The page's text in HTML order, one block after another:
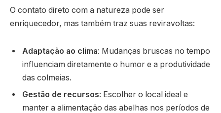
O contato direto com a natureza pode ser
enriquecedor, mas também traz suas reviravoltas:
Adaptação ao clima: Mudanças bruscas no tempo
influenciam diretamente o humor e a produtividade
das colmeias.
Gestão de recursos: Escolher o local ideal e
manter a alimentação das abelhas nos períodos de